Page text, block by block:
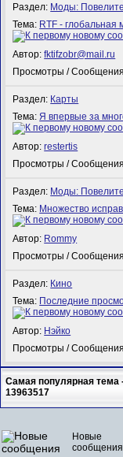
Раздел: Моды:
Тема: RTF -
Автор:fktifzobr@mail.ru
Просмотры /
Раздел: Карты
Тема:Я впервые за
Автор:restertis
Просмотры /
Раздел: Моды:
Тема: Множество
Автор: Rommy
Просмотры /
Раздел: Кино
Тема: Последние
Автор: Нэйко
Просмотры /
Самая популярная тема
13963517
Новые
сообщения